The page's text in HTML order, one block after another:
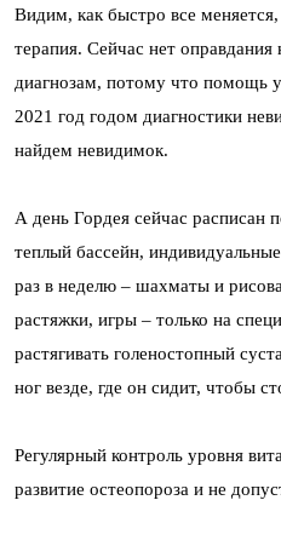
Видим, как быстро все меняется,
терапия. Сейчас нет
диагнозам, потому что помощь
2021 год годом диагностики
найдем невидимок.
А день Гордея сейчас расписан
теплый бассейн,
раз в неделю – шахматы и
растяжки, игры – только на
растягивать голеностопный
ног везде, где он сидит, чтобы
Регулярный контроль уровня
развитие остеопороза и не